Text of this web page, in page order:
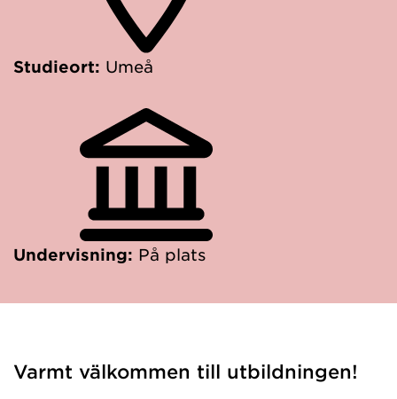
Studieort: Umeå
Undervisning: På plats
Varmt välkommen till utbildningen!